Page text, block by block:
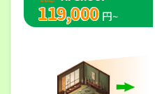
119,000 円~